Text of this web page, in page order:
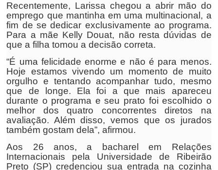
Recentemente, Larissa chegou a abrir mão do
emprego que mantinha em uma multinacional, a
fim de se dedicar exclusivamente ao programa.
Para a mãe Kelly Douat, não resta dúvidas de
que a filha tomou a decisão correta.
“É uma felicidade enorme e não é para menos.
Hoje estamos vivendo um momento de muito
orgulho e tentando acompanhar tudo, mesmo
que de longe. Ela foi a que mais apareceu
durante o programa e seu prato foi escolhido o
melhor dos quatro concorrentes diretos na
avaliação. Além disso, vemos que os jurados
também gostam dela”, afirmou.
Aos 26 anos, a bacharel em Relações
Internacionais pela Universidade de Ribeirão
Preto (SP) credenciou sua entrada na cozinha